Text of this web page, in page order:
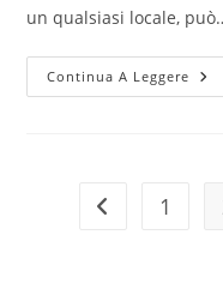
un qualsiasi locale,
Continua A Leggere
1